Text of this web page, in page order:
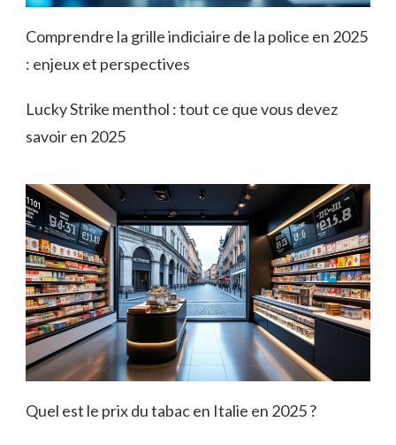
Comprendre la grille indiciaire de la police en 2025
: enjeux et perspectives
Lucky Strike menthol : tout ce que vous devez
savoir en 2025
Quel est le prix du tabac en Italie en 2025 ?